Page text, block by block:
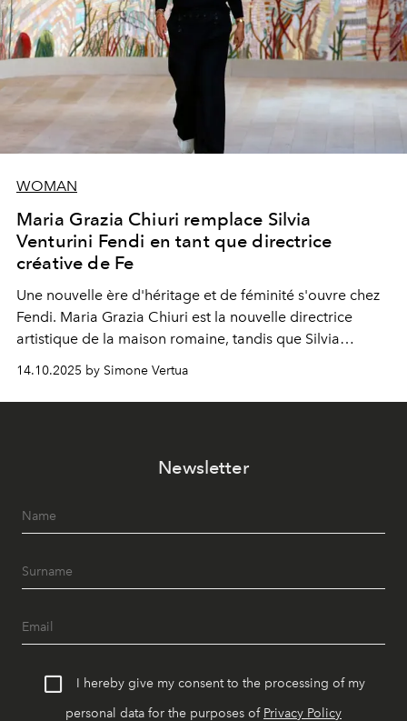
WOMAN
Maria Grazia Chiuri remplace Silvia
Venturini Fendi en tant que directrice
créative de Fe
Une nouvelle ère d'héritage et de féminité s'ouvre chez
Fendi. Maria Grazia Chiuri est la nouvelle directrice
artistique de la maison romaine, tandis que Silvia
14.10.2025 by Simone Vertua
Newsletter
I hereby give my consent to the processing of my
personal data for the purposes of Privacy Policy